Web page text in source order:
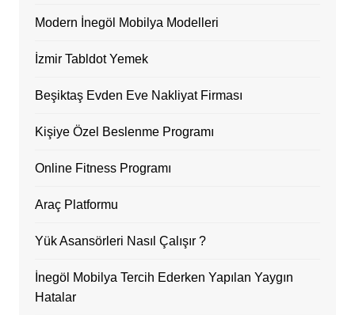
Modern İnegöl Mobilya Modelleri
İzmir Tabldot Yemek
Beşiktaş Evden Eve Nakliyat Firması
Kişiye Özel Beslenme Programı
Online Fitness Programı
Araç Platformu
Yük Asansörleri Nasıl Çalışır ?
İnegöl Mobilya Tercih Ederken Yapılan Yaygın
Hatalar